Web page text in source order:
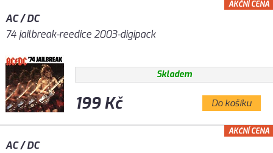
AC / DC
74 jailbreak-reedice 2003-digipack
Skladem
199 Kč Do košíku
AKČNÍ CENA
AC / DC
AKČNÍ CENA